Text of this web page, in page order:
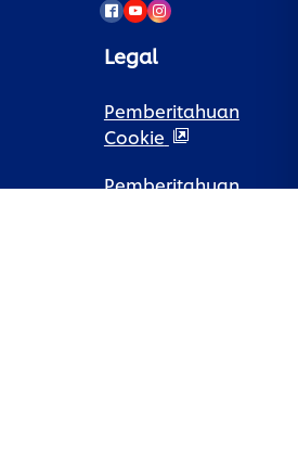
Legal
Pemberitahuan
Cookie
Pemberitahuan